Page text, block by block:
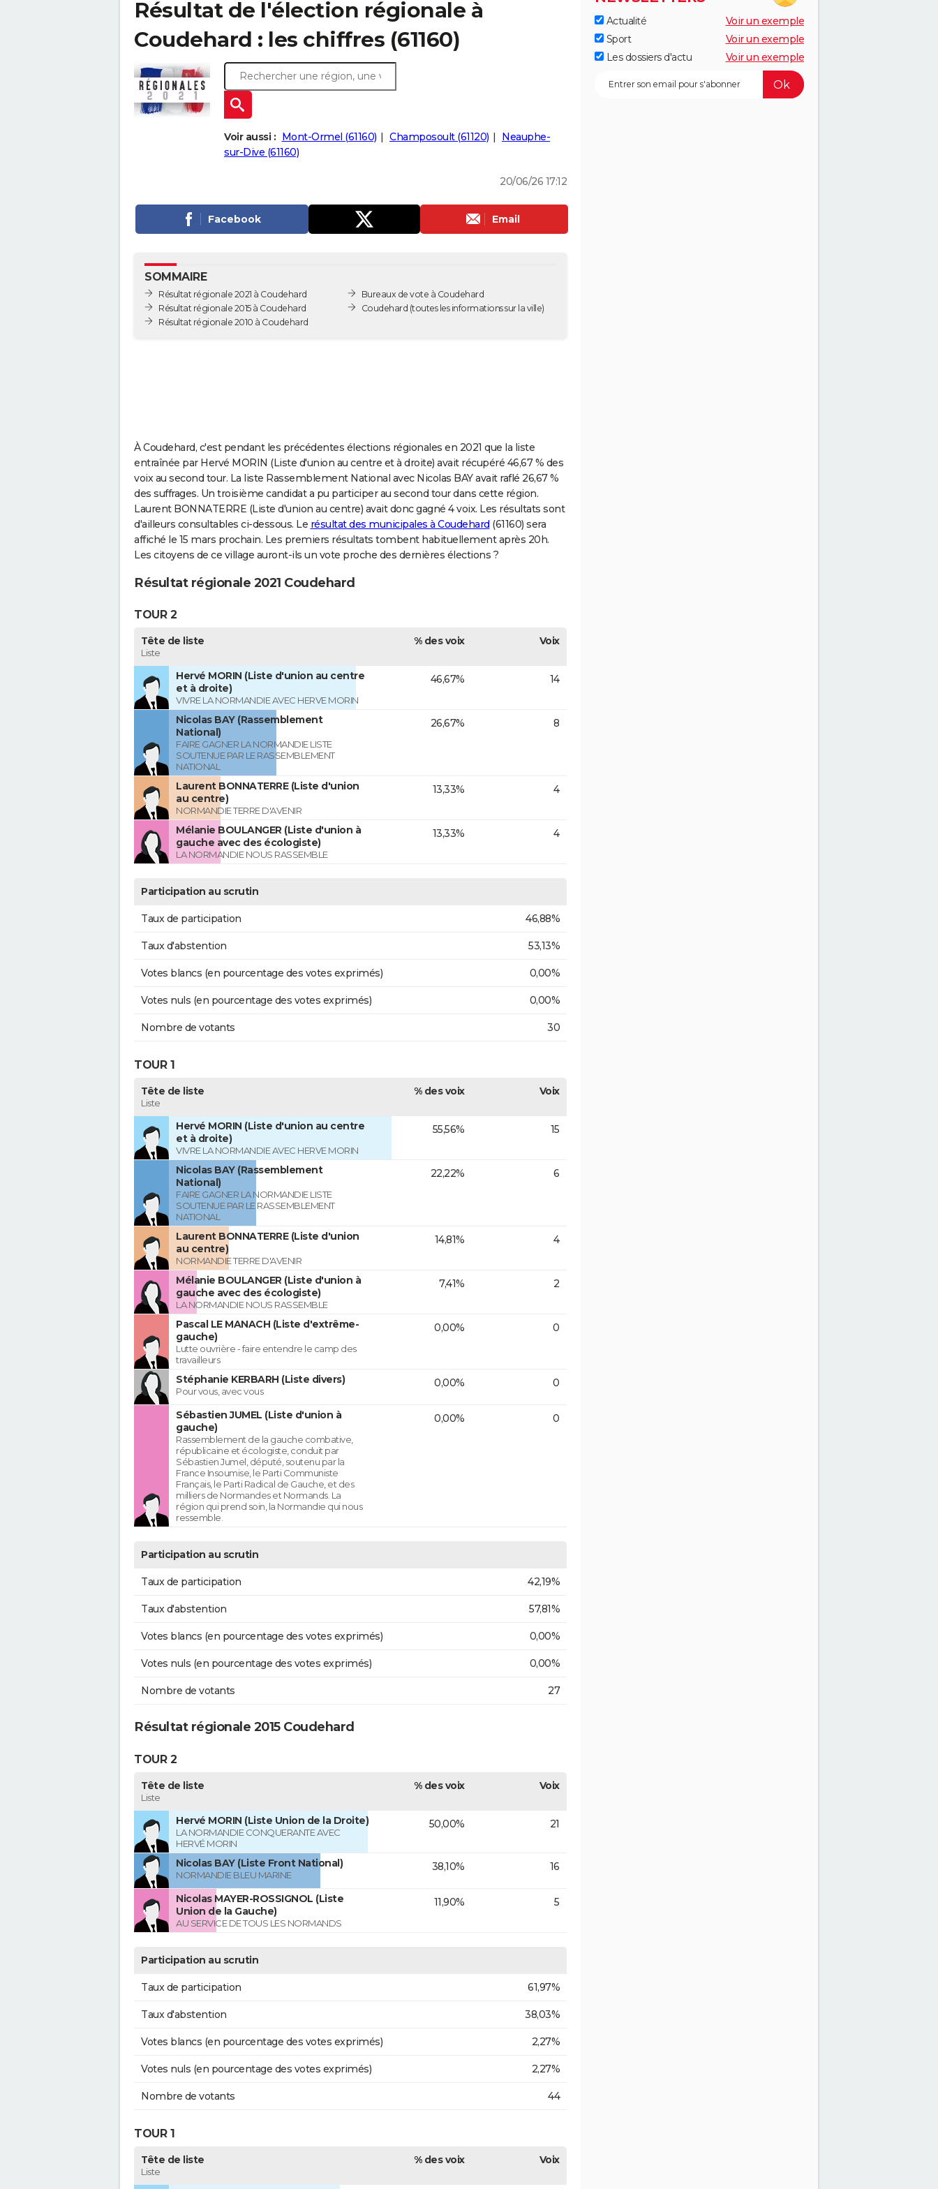
Résultat de l'élection régionale à
Coudehard : les chiffres (61160)
Voir aussi : Mont-Ormel (61160) Champosoult (61120)
Neauphe-
sur-Dive (61160)
20/06/26 17:12
Facebook Email
SOMMAIRE
Résultat régionale 2021 à Coudehard
Résultat régionale 2015 à Coudehard
Résultat régionale 2010 à Coudehard
Bureaux de vote à Coudehard
Coudehard (toutes les informations sur la ville)
À Coudehard, c'est pendant les précédentes élections régionales en 2021 que la liste
entraînée par Hervé MORIN (Liste d'union au centre et à droite) avait récupéré 46,67 % des
voix au second tour. La liste Rassemblement National avec Nicolas BAY avait raflé 26,67 %
des suffrages. Un troisième candidat a pu participer au second tour dans cette région.
Laurent BONNATERRE (Liste d'union au centre) avait donc gagné 4 voix. Les résultats sont
d'ailleurs consultables ci-dessous. Le résultat des municipales à Coudehard (61160) sera
affiché le 15 mars prochain. Les premiers résultats tombent habituellement après 20h.
Les citoyens de ce village auront-ils un vote proche des dernières élections ?
Résultat régionale 2021 Coudehard
TOUR 2
Tête de liste
Liste
% des voix Voix
Hervé MORIN (Liste d'union au centre
et à droite)
VIVRE LA NORMANDIE AVEC HERVE MORIN
46,67% 14
Nicolas BAY (Rassemblement
National)
FAIRE GAGNER LA NORMANDIE LISTE
SOUTENUE PAR LE RASSEMBLEMENT
NATIONAL
26,67% 8
Laurent BONNATERRE (Liste d'union
au centre)
NORMANDIE TERRE D'AVENIR
13,33% 4
Mélanie BOULANGER (Liste d'union à
gauche avec des écologiste)
LA NORMANDIE NOUS RASSEMBLE
13,33% 4
Participation au scrutin
Taux de participation 46,88%
Taux d'abstention 53,13%
Votes blancs (en pourcentage des votes exprimés) 0,00%
Votes nuls (en pourcentage des votes exprimés) 0,00%
Nombre de votants 30
TOUR 1
Tête de liste
Liste
% des voix Voix
Hervé MORIN (Liste d'union au centre
et à droite)
VIVRE LA NORMANDIE AVEC HERVE MORIN
55,56% 15
Nicolas BAY (Rassemblement
National)
FAIRE GAGNER LA NORMANDIE LISTE
SOUTENUE PAR LE RASSEMBLEMENT
NATIONAL
22,22% 6
Laurent BONNATERRE (Liste d'union
au centre)
NORMANDIE TERRE D'AVENIR
14,81% 4
Mélanie BOULANGER (Liste d'union à
gauche avec des écologiste)
LA NORMANDIE NOUS RASSEMBLE
7,41% 2
Pascal LE MANACH (Liste d'extrême-
gauche)
Lutte ouvrière - faire entendre le camp des
travailleurs
0,00% 0
Stéphanie KERBARH (Liste divers)
Pour vous, avec vous
0,00% 0
Sébastien JUMEL (Liste d'union à
gauche)
Rassemblement de la gauche combative,
républicaine et écologiste, conduit par
Sébastien Jumel, député, soutenu par la
France Insoumise, le Parti Communiste
Français, le Parti Radical de Gauche, et des
milliers de Normandes et Normands. La
région qui prend soin, la Normandie qui nous
ressemble.
0,00% 0
Participation au scrutin
Taux de participation 42,19%
Taux d'abstention 57,81%
Votes blancs (en pourcentage des votes exprimés) 0,00%
Votes nuls (en pourcentage des votes exprimés) 0,00%
Nombre de votants 27
Résultat régionale 2015 Coudehard
TOUR 2
Tête de liste
Liste
% des voix Voix
Hervé MORIN (Liste Union de la Droite)
LA NORMANDIE CONQUERANTE AVEC
HERVÉ MORIN
50,00% 21
Nicolas BAY (Liste Front National)
NORMANDIE BLEU MARINE
38,10% 16
Nicolas MAYER-ROSSIGNOL (Liste
Union de la Gauche)
AU SERVICE DE TOUS LES NORMANDS
11,90% 5
Participation au scrutin
Taux de participation 61,97%
Taux d'abstention 38,03%
Votes blancs (en pourcentage des votes exprimés) 2,27%
Votes nuls (en pourcentage des votes exprimés) 2,27%
Nombre de votants 44
TOUR 1
Tête de liste
Liste
% des voix Voix
Actualité
Voir un exemple
Sport
Voir un exemple
Les dossiers d'actu
Voir un exemple